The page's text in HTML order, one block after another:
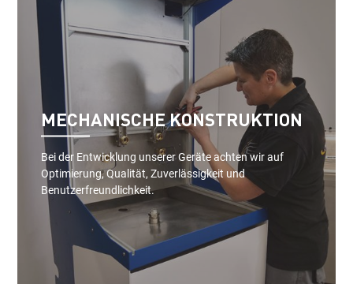
MECHANISCHE KONSTRUKTION
Bei der Entwicklung unserer Geräte achten wir auf
Optimierung, Qualität, Zuverlässigkeit und
Benutzerfreundlichkeit.